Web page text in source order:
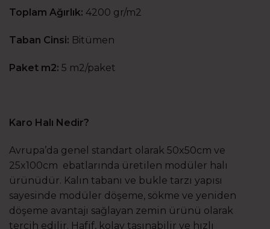
Toplam Ağırlık: 4200 gr/m2
Taban Cinsi: Bitümen
Paket m2: 5 m2/paket
Karo Halı Nedir?
Avrupa’da genel standart olarak 50x50cm ve
25x100cm ebatlarında üretilen modüler halı
ürünüdür. Kalın tabanı ve bukle tarzı yapısı
sayesinde modüler döşeme, sökme ve yeniden
döşeme avantajı sağlayan zemin ürünü olarak
tercih edilir. Hafif, kolay taşınabilir ve hızlı